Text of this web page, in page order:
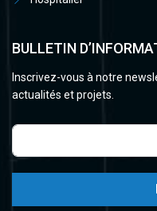
BULLETIN
Inscrivez-vous à notre
actualités et projets.